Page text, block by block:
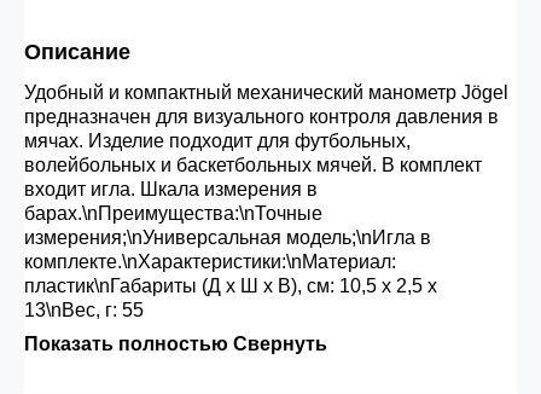
Опт 3(33%)- сумма всех заказов за 6 месяцев
80.000 рублей
Опт 2(36%)- сумма всех заказов за 6 месяцев
200.000 рублей.
Опт 1 (38%) -
400.000 рублей.
Описание
Удобный и компактный механический манометр Jögel
предназначен для визуального контроля давления в
мячах. Изделие подходит для футбольных,
волейбольных и баскетбольных мячей. В комплект
входит игла. Шкала измерения в
барах.\nПреимущества:\nТочные
измерения;\nУниверсальная модель;\nИгла в
комплекте.\nХарактеристики:\nМатериал:
пластик\nГабариты (Д x Ш x В), см: 10,5 х 2,5 х
13\nВес, г: 55
Показать полностью Свернуть